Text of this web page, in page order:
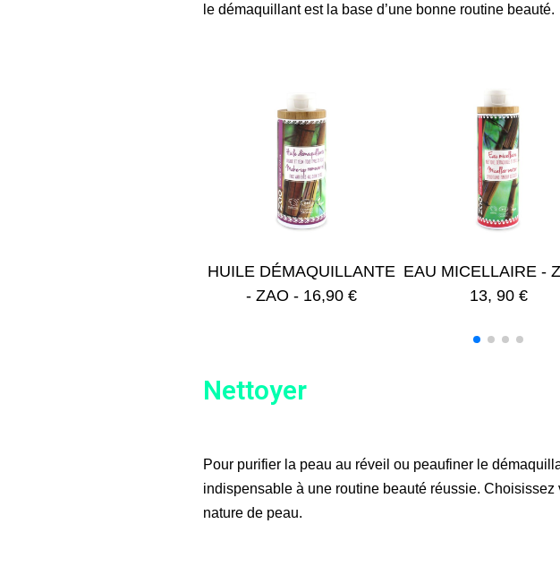
le démaquillant est la base d’une bonne routine beauté.
EAU MICELLAIRE - ZAO -
13, 90 €
LINGETTES
Nettoyer
Pour purifier la peau au réveil ou peaufiner le
indispensable à une routine beauté réussie. Choisissez
nature de peau.